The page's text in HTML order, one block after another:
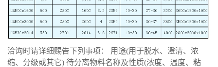
洽询时请详细赐告下列事项： 用途(用于脱水、澄清、浓
缩、分级或其它) 待分离物料名称及性质(浓度、温度、粘